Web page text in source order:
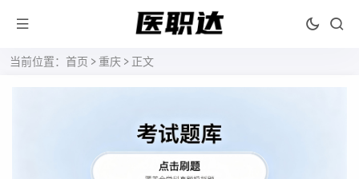
当前位置： 首页 > 重庆 > 正文